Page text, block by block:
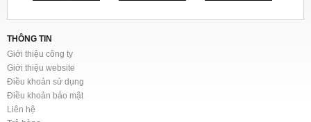
THÔNG TIN
Giới thiệu công ty
Giới thiệu website
Điều khoản sử dụng
Điều khoản bảo mật
Liên hệ